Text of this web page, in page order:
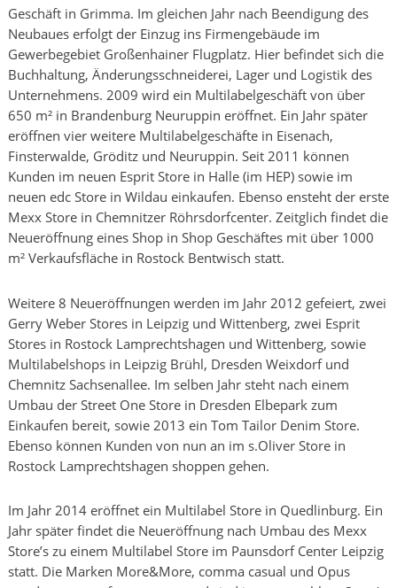
Geschäft in Grimma. Im gleichen Jahr nach Beendigung des
Neubaues erfolgt der Einzug ins Firmengebäude im
Gewerbegebiet Großenhainer Flugplatz. Hier befindet sich die
Buchhaltung, Änderungsschneiderei, Lager und Logistik des
Unternehmens. 2009 wird ein Multilabelgeschäft von über
650 m² in Brandenburg Neuruppin eröffnet. Ein Jahr später
eröffnen vier weitere Multilabelgeschäfte in Eisenach,
Finsterwalde, Gröditz und Neuruppin. Seit 2011 können
Kunden im neuen Esprit Store in Halle (im HEP) sowie im
neuen edc Store in Wildau einkaufen. Ebenso ensteht der erste
Mexx Store in Chemnitzer Röhrsdorfcenter. Zeitglich findet die
Neueröffnung eines Shop in Shop Geschäftes mit über 1000
m² Verkaufsfläche in Rostock Bentwisch statt.
Weitere 8 Neueröffnungen werden im Jahr 2012 gefeiert, zwei
Gerry Weber Stores in Leipzig und Wittenberg, zwei Esprit
Stores in Rostock Lamprechtshagen und Wittenberg, sowie
Multilabelshops in Leipzig Brühl, Dresden Weixdorf und
Chemnitz Sachsenallee. Im selben Jahr steht nach einem
Umbau der Street One Store in Dresden Elbepark zum
Einkaufen bereit, sowie 2013 ein Tom Tailor Denim Store.
Ebenso können Kunden von nun an im s.Oliver Store in
Rostock Lamprechtshagen shoppen gehen.
Im Jahr 2014 eröffnet ein Multilabel Store in Quedlinburg. Ein
Jahr später findet die Neueröffnung nach Umbau des Mexx
Store’s zu einem Multilabel Store im Paunsdorf Center Leipzig
statt. Die Marken More&More, comma casual und Opus